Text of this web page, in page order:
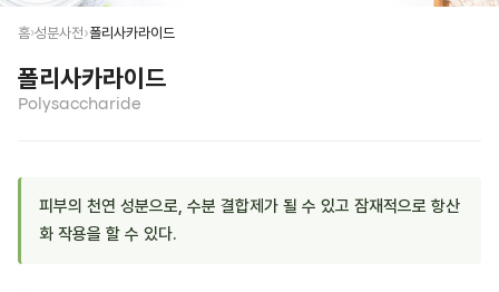
홈 성분사전 폴리사카라이드
폴리사카라이드
Polysaccharide
피부의 천연 성분으로, 수분 결합제가 될 수 있고 잠재적으로 항산
화 작용을 할 수 있다.